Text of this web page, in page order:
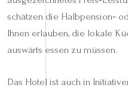
schätzen die Halbpension‑
Ihnen erlauben, die lokale
auswärts essen zu müssen.
Das Hotel ist auch in